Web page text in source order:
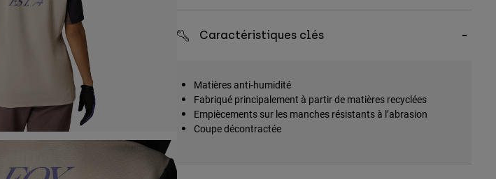
Caractéristiques clés
Matières anti-humidité
Fabriqué principalement à partir de matières recyclées
Empiècements sur les manches résistants à l’abrasion
Coupe décontractée